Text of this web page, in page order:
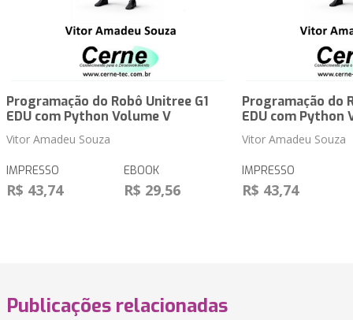
Programação do Robô Unitree G1
EDU com Python Volume V
Vitor Amadeu Souza
IMPRESSO
R$ 43,74
EBOOK
R$ 29,56
Programação do
EDU com Python
Vitor Amadeu Souza
IMPRESSO
R$ 43,74
Publicações relacionadas